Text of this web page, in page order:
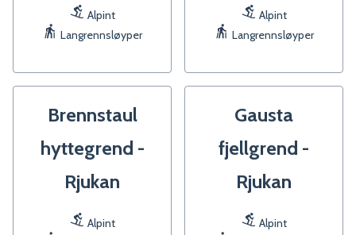
Alpint
Langrennsløyper
Alpint
Langrennsløyper
Brennstaul
hyttegrend -
Rjukan
Alpint
Gausta
fjellgrend -
Rjukan
Alpint